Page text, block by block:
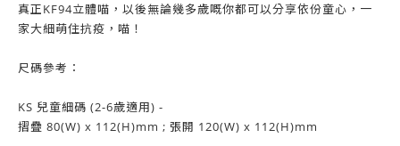
真正KF94立體喵，以後無論幾多歲嘅你都可以分享依份童心，一
家大細萌住抗疫，喵！
尺碼參考：
KS 兒童細碼 (2-6歲適用) -
摺疊 80(W) x 112(H)mm ; 張開 120(W) x 112(H)mm